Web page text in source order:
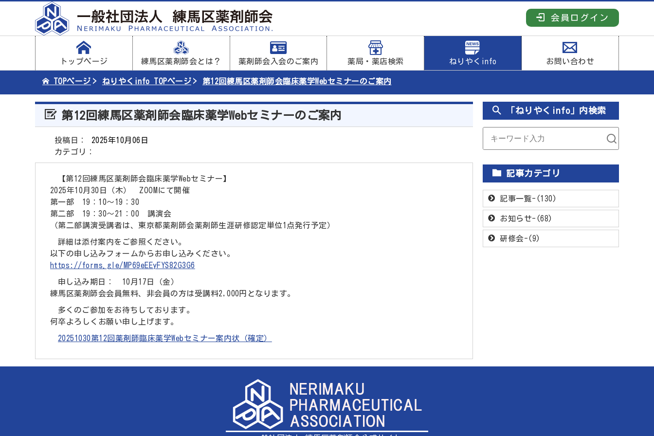
会員ログイン
トップページ 練馬区薬剤師会とは？ 薬剤師会入会のご案内 薬局・薬店検索 ねりやくinfo お問い合わせ
TOPページ ねりやくinfo TOPページ 第12回練馬区薬剤師会臨床薬学Webセミナーのご案内
第12回練馬区薬剤師会臨床薬学Webセミナーのご案内
投稿日：
2025年10月06日
カテゴリ：
【第12回練馬区薬剤師会臨床薬学Webセミナー】
2025年10月30日（木） ZOOMにて開催
第一部 19：10～19：30
第二部 19：30～21：00 講演会
（第二部講演受講者は、東京都薬剤師会薬剤師生涯研修認定単位1点発行予定）
詳細は添付案内をご参照ください。
以下の申し込みフォームからお申し込みください。
https://forms.gle/MP69eEEyFYS82G3G6
申し込み期日： 10月17日（金）
練馬区薬剤師会会員無料、非会員の方は受講料2,000円となります。
多くのご参加をお待ちしております。
何卒よろしくお願い申し上げます。
20251030第12回薬剤師臨床薬学Webセミナー案内状（確定）
「ねりやくinfo」内検索
記事カテゴリ
記事一覧-(130)
お知らせ-(68)
研修会-(9)